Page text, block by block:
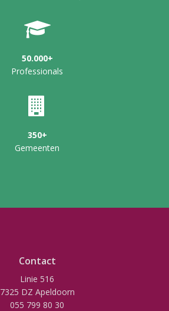
50.000+
Professionals
350+
Gemeenten
Contact
Linie 516
7325 DZ Apeldoorn
055 799 80 30